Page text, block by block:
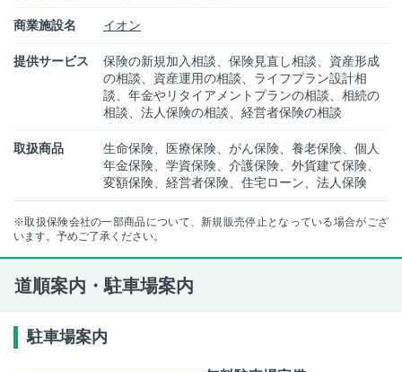
商業施設名 イオン
提供サービス
保険の新規加入相談、保険見直し相談、資産形成
の相談、資産運用の相談、ライフプラン設計相
談、年金やリタイアメントプランの相談、相続の
相談、法人保険の相談、経営者保険の相談
取扱商品
生命保険、医療保険、がん保険、養老保険、個人
年金保険、学資保険、介護保険、外貨建て保険、
変額保険、経営者保険、住宅ローン、法人保険
※取扱保険会社の一部商品について、新規販売停止となっている場合がござ
います。予めご了承ください。
道順案内・駐車場案内
駐車場案内